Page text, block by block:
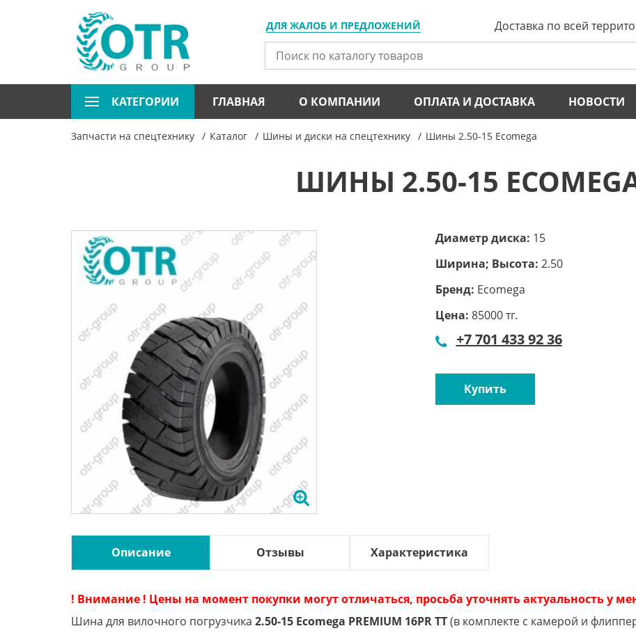
ДЛЯ ЖАЛОБ И ПРЕДЛОЖЕНИЙ Доставка по всей
КАТЕГОРИИ ГЛАВНАЯ О КОМПАНИИ ОПЛАТА И ДОСТАВКА НОВОСТИ
Запчасти на спецтехнику Каталог Шины и диски на спецтехнику Шины 2.50-15 Ecomega
ШИНЫ 2.50-15
Диаметр диска: 15
Ширина; Высота: 2.50
Бренд: Ecomega
Цена: 85000 тг.
+7 701 433 92 36
Купить
Описание Отзывы Характеристика
! Внимание ! Цены на момент покупки могут отличаться, просьба уточнять актуальность у
Шина для вилочного погрузчика 2.50-15 Ecomega PREMIUM 16PR TT(в комплекте с камерой и